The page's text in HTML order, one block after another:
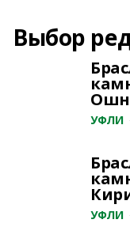
Выбор
УФЛИ
УФЛИ